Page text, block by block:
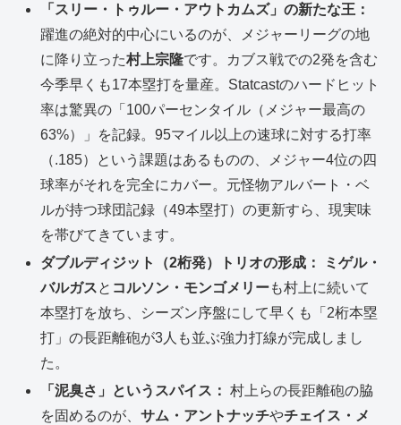
「スリー・トゥルー・アウトカムズ」の新たな王：
躍進の絶対的中心にいるのが、メジャーリーグの地
に降り立った村上宗隆です。カブス戦での2発を含む
今季早くも17本塁打を量産。Statcastのハードヒット
率は驚異の「100パーセンタイル（メジャー最高の
63%）」を記録。95マイル以上の速球に対する打率
（.185）という課題はあるものの、メジャー4位の四
球率がそれを完全にカバー。元怪物アルバート・ベ
ルが持つ球団記録（49本塁打）の更新すら、現実味
を帯びてきています。
ダブルディジット（2桁発）トリオの形成：
ミゲル・
バルガスと コルソン・モンゴメリーも村上に続いて
本塁打を放ち、シーズン序盤にして早くも「2桁本塁
打」の長距離砲が3人も並ぶ強力打線が完成しまし
た。
「泥臭さ」というスパイス： 村上らの長距離砲の脇
を固めるのが、サム・アントナッチやチェイス・メ